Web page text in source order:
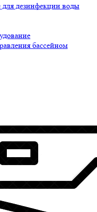
дезинфекции воды
бассейном